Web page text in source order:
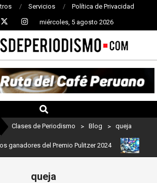
Servicios Política de Privacidad
miércoles, 5 agosto 2026
Clases de Periodismo > Blog > queja
del Premio Pulitzer 2024
queja